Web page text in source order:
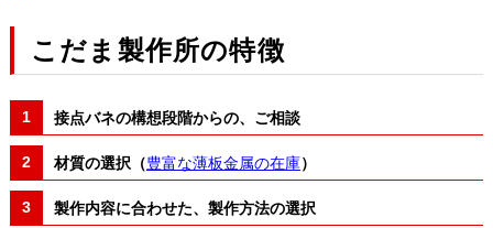
こだま製作所の特徴
接点バネの構想段階からの、ご相談
材質の選択（豊富な薄板金属の在庫）
製作内容に合わせた、製作方法の選択